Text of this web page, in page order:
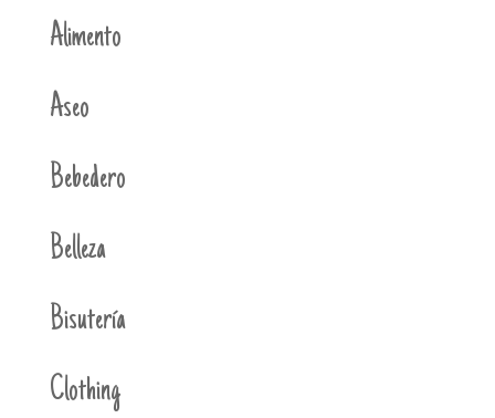
Alimento
Aseo
Bebedero
Belleza
Bisutería
Clothing